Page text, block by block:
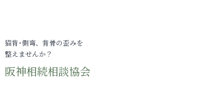
猫背･側弯、背骨の歪みを
整えませんか？
阪神相続相談協会